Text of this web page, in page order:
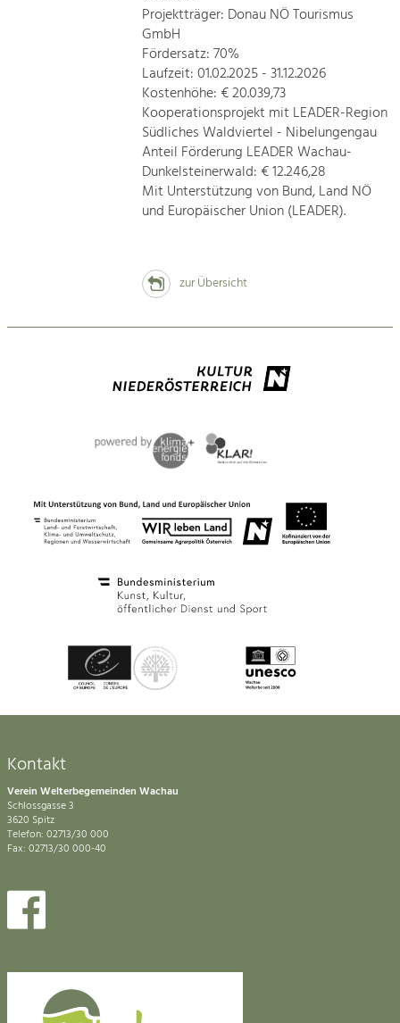
Projektträger: Donau NÖ Tourismus
GmbH
Fördersatz: 70%
Laufzeit: 01.02.2025 - 31.12.2026
Kostenhöhe: € 20.039,73
Kooperationsprojekt mit LEADER-Region
Südliches Waldviertel - Nibelungengau
Anteil Förderung LEADER Wachau-
Dunkelsteinerwald: € 12.246,28
Mit Unterstützung von Bund, Land NÖ
und Europäischer Union (LEADER).
zur Übersicht
Kontakt
Verein Welterbegemeinden Wachau
Schlossgasse 3
3620 Spitz
Telefon: 02713/30 000
Fax: 02713/30 000-40